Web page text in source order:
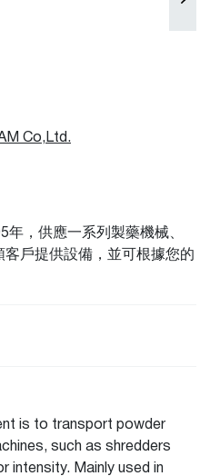
Co,Ltd.
年，供應一系列製藥機械、
戶提供設備，並可根據您的
超過20年的全面專業知識，
因此，如果您在我們網站上
is to transport powder
such as shredders
intensity. Mainly used in